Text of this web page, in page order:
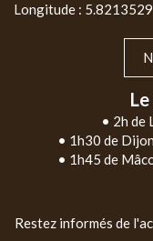
Longitude : 5.8213529
• 2h de
• 1h30 de
• 1h45 de
Restez informés de